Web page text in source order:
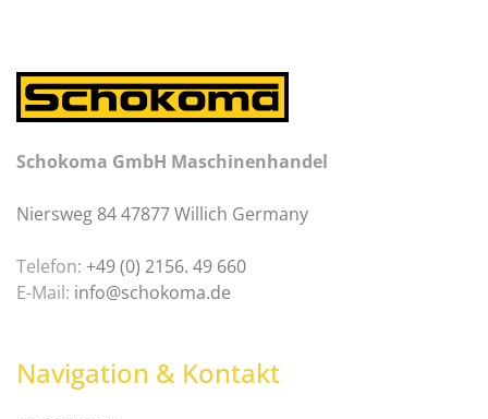
Schokoma GmbH Maschinenhandel
Niersweg 84 47877 Willich Germany
Telefon: +49 (0) 2156. 49 660
E-Mail: info@schokoma.de
Navigation & Kontakt